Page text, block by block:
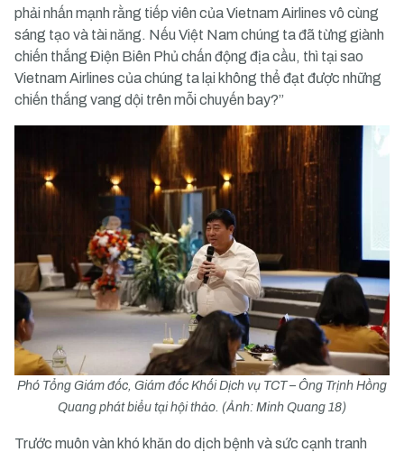
phải nhấn mạnh rằng tiếp viên của Vietnam Airlines vô cùng
sáng tạo và tài năng. Nếu Việt Nam chúng ta đã từng giành
chiến thắng Điện Biên Phủ chấn động địa cầu, thì tại sao
Vietnam Airlines của chúng ta lại không thể đạt được những
chiến thắng vang dội trên mỗi chuyến bay?”
Phó Tổng Giám đốc, Giám đốc Khối Dịch vụ TCT – Ông Trịnh Hồng
Quang phát biểu tại hội thảo. (Ảnh: Minh Quang 18)
Trước muôn vàn khó khăn do dịch bệnh và sức cạnh tranh